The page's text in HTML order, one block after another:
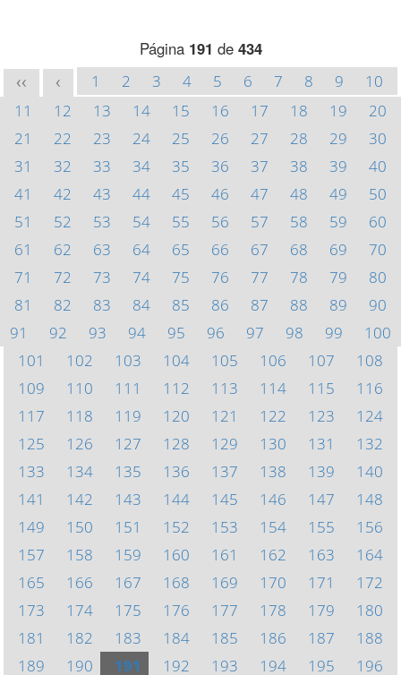
Página 191 de 434
<< < 1 2 3 4 5 6 7 8 9
10
11
12 13 14 15 16 17 18 19
20
21
22 23 24 25 26 27 28 29
30
31
32 33 34 35 36 37 38 39
40
41
42 43 44 45 46 47 48 49
50
51
52 53 54 55 56 57 58 59
60
61
62 63 64 65 66 67 68 69
70
71
72 73 74 75 76 77 78 79
80
81
82 83 84 85 86 87 88 89
90
91
92 93 94 95 96 97 98 99
100
101
102 103 104 105 106 107
108
109
110 111 112 113 114 115
116
117
118 119 120 121 122 123
124
125
126 127 128 129 130 131
132
133
134 135 136 137 138 139
140
141
142 143 144 145 146 147
148
149
150 151 152 153 154 155
156
157
158 159 160 161 162 163
164
165
166 167 168 169 170 171
172
173
174 175 176 177 178 179
180
181
182 183 184 185 186 187
188
189
190 191 192 193 194 195
196